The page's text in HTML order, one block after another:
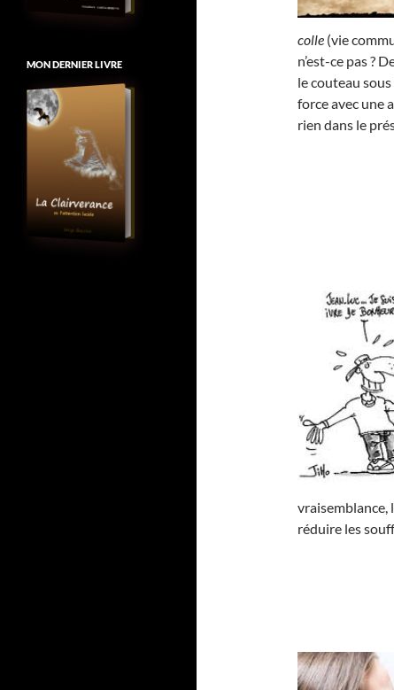
colle (vie
n’est-ce pas ?
le couteau sous
force avec une
rien dans le
vraisemblance,
réduire les
MON DERNIER LIVRE